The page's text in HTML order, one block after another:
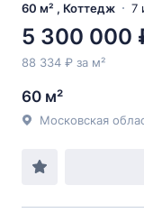
60 м² , Коттедж 7
5 300 000
88 334 ₽ за м²
60 м²
Московская